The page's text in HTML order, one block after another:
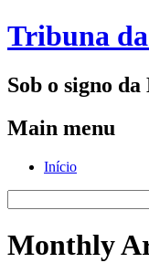
Tribuna
Sob o signo
Main menu
Skip
Início
por:
Monthly